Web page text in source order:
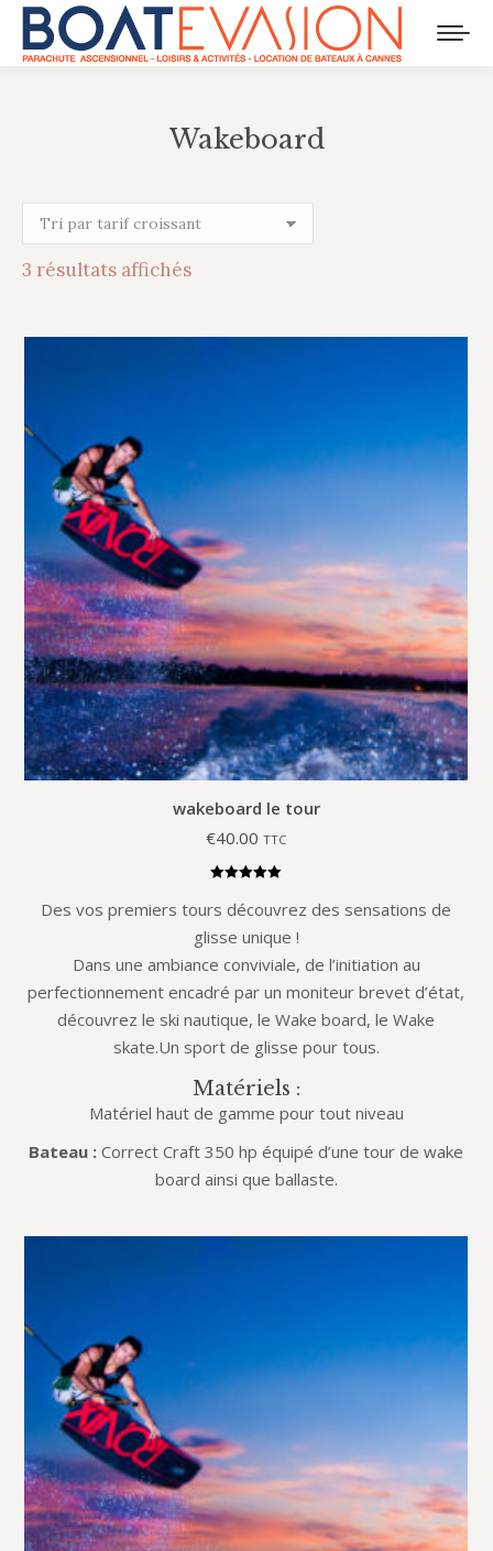
Wakeboard
3 résultats affichésTrié
wakeboard le tour
€40.00 TTC
sur 5
Des vos premiers tours découvrez des sensations de
glisse unique !
Dans une ambiance conviviale, de l’initiation au
perfectionnement encadré par un moniteur brevet d’état,
découvrez le ski nautique, le Wake board, le Wake
skate.Un sport de glisse pour tous.
Matériels :
Matériel haut de gamme pour tout niveau
Bateau : Correct Craft 350 hp équipé d’une tour de wake
board ainsi que ballaste.